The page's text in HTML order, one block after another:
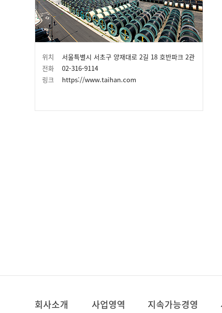
위치
서울특별시 서초구 양재대로 2길 18 호반파크 2관
전화
02-316-9114
링크
https://www.taihan.com
회사소개 사업영역 지속가능경영